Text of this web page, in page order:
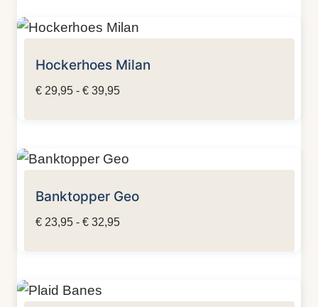
Hockerhoes Milan
€29,95 - €39,95Prijsklasse:
Banktopper Geo
€23,95 - €32,95Prijsklasse: